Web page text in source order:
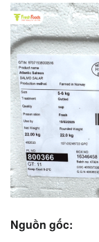
Nguồn gốc: